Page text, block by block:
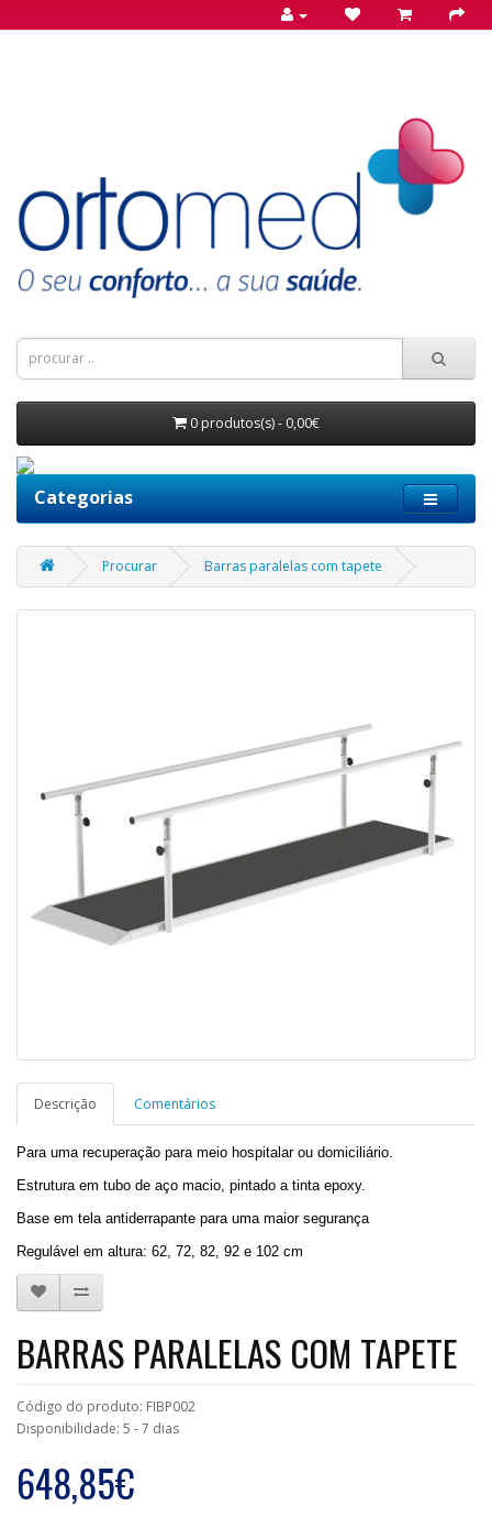
0 produtos(s) - 0,00€
Categorias
Procurar Barras paralelas com tapete
Descrição Comentários
Para uma recuperação para meio hospitalar ou domiciliário.
Estrutura em tubo de aço macio, pintado a tinta epoxy.
Base em tela antiderrapante para uma maior segurança
Regulável em altura: 62, 72, 82, 92 e 102 cm
BARRAS PARALELAS COM TAPETE
Código do produto: FIBP002
Disponibilidade: 5 - 7 dias
648,85€